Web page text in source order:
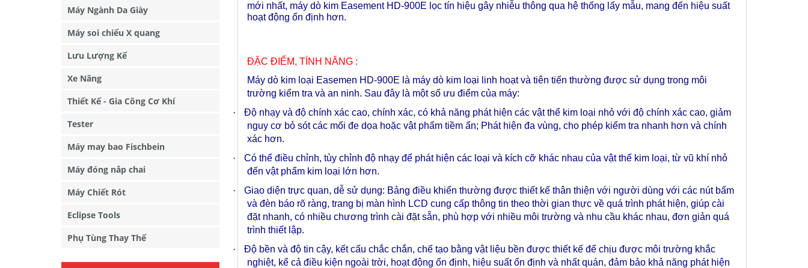
mới nhất, máy dò kim Easement HD-900E lọc tín hiệu gây nhiễu thông qua hệ thống lấy mẫu, mang đến hiệu suất
hoạt động ổn định hơn.
ĐẶC ĐIỂM, TÍNH NĂNG :
Máy dò kim loại Easemen HD-900E là máy dò kim loại linh hoạt và tiên tiến thường được sử dụng trong môi
trường kiểm tra và an ninh. Sau đây là một số ưu điểm của máy:
·
Độ nhạy và độ chính xác cao, chính xác, có khả năng phát hiện các vật thể kim loại nhỏ với độ chính xác cao, giảm
nguy cơ bỏ sót các mối đe dọa hoặc vật phẩm tiềm ẩn; Phát hiện đa vùng, cho phép kiểm tra nhanh hơn và chính
xác hơn.
·
Có thể điều chỉnh, tùy chỉnh độ nhạy để phát hiện các loại và kích cỡ khác nhau của vật thể kim loại, từ vũ khí nhỏ
đến vật phẩm kim loại lớn hơn.
·
Giao diện trực quan, dễ sử dụng: Bảng điều khiển thường được thiết kế thân thiện với người dùng với các nút bấm
và đèn báo rõ ràng, trang bị màn hình LCD cung cấp thông tin theo thời gian thực về quá trình phát hiện, giúp cài
đặt nhanh, có nhiều chương trình cài đặt sẵn, phù hợp với nhiều môi trường và nhu cầu khác nhau, đơn giản quá
trình thiết lập.
·
Độ bền và độ tin cậy, kết cấu chắc chắn, chế tạo bằng vật liệu bền được thiết kế để chịu được môi trường khắc
nghiệt, kể cả điều kiện ngoài trời, hoạt động ổn định, hiệu suất ổn định và nhất quán, đảm bảo khả năng phát hiện
Máy Ngành Da Giày
Máy soi chiếu X quang
Lưu Lượng Kế
Xe Nâng
Thiết Kế - Gia Công Cơ Khí
Tester
Máy may bao Fischbein
Máy đóng nắp chai
Máy Chiết Rót
Eclipse Tools
Phụ Tùng Thay Thế